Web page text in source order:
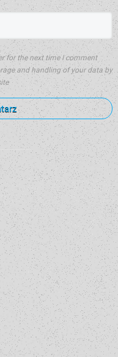
for the next time I comment
and handling of your data by